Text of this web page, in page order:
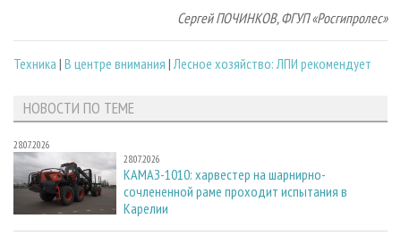
Сергей ПОЧИНКОВ, ФГУП «Росгипролес»
Техника | В центре внимания | Лесное хозяйство: ЛПИ рекомендует
НОВОСТИ ПО ТЕМЕ
28.07.2026
28.07.2026
КАМАЗ-1010: харвестер на шарнирно-
сочлененной раме проходит испытания в
Карелии